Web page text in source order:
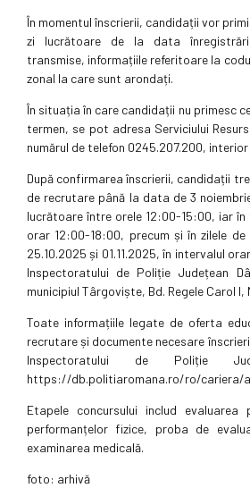
În momentul înscrierii, candidații vor
zi lucrătoare de la data
transmise, informațiile referitoare la
zonal la care sunt arondați.
În situația în care candidații nu primesc
termen, se pot adresa Serviciului
numărul de telefon 0245.207.200, interior
După confirmarea înscrierii, candidații
de recrutare până la data de 3
lucrătoare între orele 12:00-15:00, iar
orar 12:00-18:00, precum și în zilele de
25.10.2025 și 01.11.2025, în intervalul
Inspectoratului de Poliție Județean
municipiul Târgoviște, Bd. Regele Carol I,
Toate informațiile legate de oferta
recrutare și documente necesare
Inspectoratului de Poliție
https://db.politiaromana.ro/ro/cariera/
Etapele concursului includ evaluarea
performanțelor fizice, proba de
examinarea medicală.
foto: arhivă